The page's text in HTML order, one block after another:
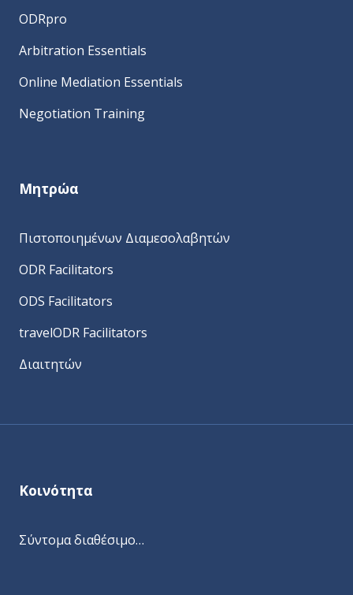
ODRpro
Arbitration Essentials
Online Mediation Essentials
Negotiation Training
Μητρώα
Πιστοποιημένων Διαμεσολαβητών
ODR Facilitators
ODS Facilitators
travelODR Facilitators
Διαιτητών
Κοινότητα
Σύντομα διαθέσιμο…